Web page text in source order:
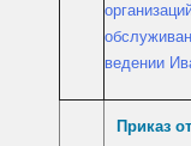
ведении
Приказ